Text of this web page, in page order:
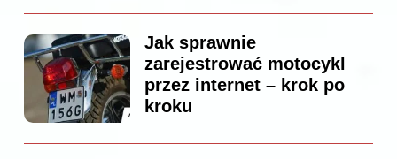
Jak sprawnie
zarejestrować motocykl
przez internet – krok po
kroku